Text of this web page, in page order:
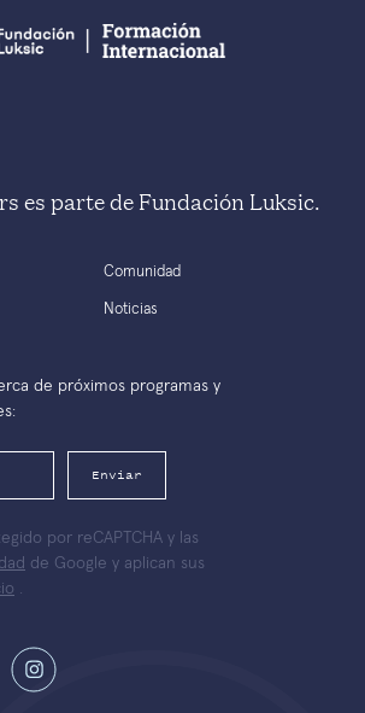
es parte de Fundación Luksic.
Comunidad
Noticias
de próximos programas y
Enviar
por reCAPTCHA y las
de Google y aplican sus
.